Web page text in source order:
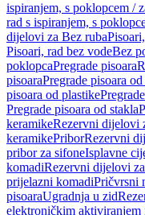
ispiranjem, s poklopcem /
rad s ispiranjem, s
dijelovi za Bez ruba
Pisoari, rad bez vodeBez
poklopcaPregrade pisoara
pisoaraPregrade pisoara
pisoara od plastike
Pregrade pisoara od stakla
keramikeRezervni dijelovi
keramikePriborRezervni
pribor za sifoneIsplavne
komadiRezervni dijelovi
prijelazni komadiPričvrsni
pisoaraUgradnja u zid
elektroničkim aktiviranjem